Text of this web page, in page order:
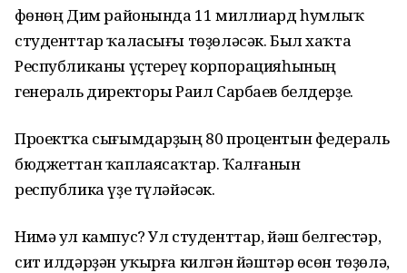
Өфөнөң Дим районында 11 миллиард һумлыҡ
студенттар ҡаласығы төҙөләсәк. Был хаҡта
Республиканы үҫтереү корпорацияһының
генераль директоры Раил Сарбаев белдерҙе.
Проектҡа сығымдарҙың 80 процентын федераль
бюджеттан ҡаплаясаҡтар. Ҡалғанын
республика үҙе түләйәсәк.
Нимә ул кампус? Ул студенттар, йәш белгестәр,
сит илдәрҙән уҡырға килгән йәштәр өсөн төҙөлә,